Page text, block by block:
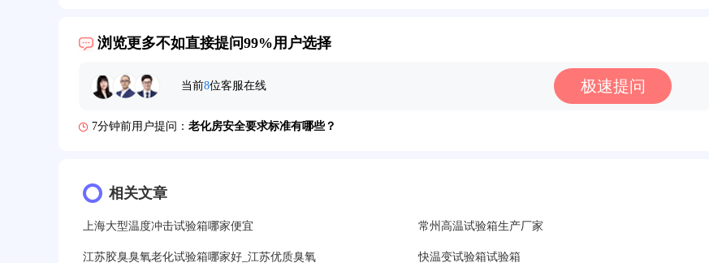
浏览更多不如直接提问99%用户选择
当前8位客服在线 极速提问
5分钟前用户提问：高温恒温试验箱待机温度多少？
7分钟前用户提问： 老化房安全要求标准有哪些？
12分钟前用户提问：
13分钟前用户提问：恒温老化房500立方米多少钱？
15分钟前用户提问：高低温试验箱玻璃用什么材料？
相关文章
上海大型温度冲击试验箱哪家便宜 常州高温试验箱生产厂家
江苏胶臭臭氧老化试验箱哪家好_江苏优质臭氧 快温变试验箱试验箱